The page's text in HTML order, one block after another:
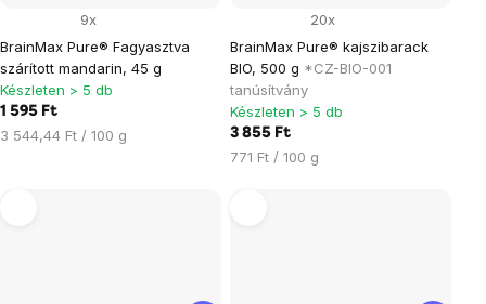
BrainMax Pure® Fagyasztva
szárított mandarin, 45 g
9x
Készleten > 5 db
1 595 Ft
Egységár:
3 544,44 Ft / 100 g
BrainMax Pure® kajszibarack
BIO, 500 g *CZ-BIO-001
tanúsítvány
20x
Készleten > 5 db
3 855 Ft
Egységár:
771 Ft / 100 g